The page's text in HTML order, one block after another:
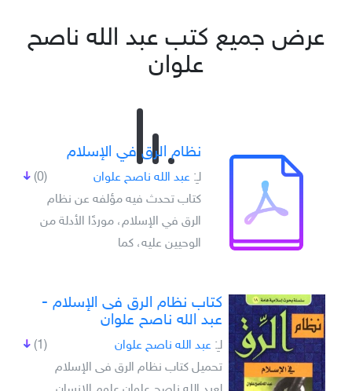
عرض جميع كتب عبد الله ناصح
علوان
نظام الرق في الإسلام
(0) لـِ: عبد الله ناصح علوان
كتاب تحدث فيه مؤلفه عن نظام
الرق في الإسلام، موردًا الأدلة من
الوحيين عليه، كما
كتاب نظام الرق فى الإسلام -
عبد الله ناصح علوان
(1) لـِ: عبد الله ناصح علوان
تحميل كتاب نظام الرق فى الإسلام